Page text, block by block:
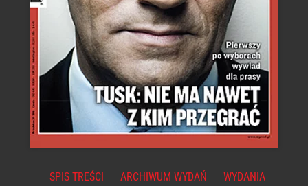
SPIS TREŚCI ARCHIWUM WYDAŃ
WYDANIA